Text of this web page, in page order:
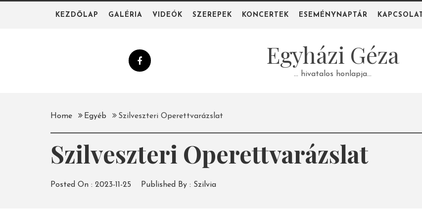
KEZDŐLAP GALÉRIA VIDEÓK SZEREPEK KONCERTEK ESEMÉNYNAPTÁR KAPCSOLAT
Egyházi Géza
… hivatalos honlapja…
Home Egyéb Szilveszteri Operettvarázslat
Szilveszteri Operettvarázslat
Posted On : 2023-11-25 Published By : Szilvia